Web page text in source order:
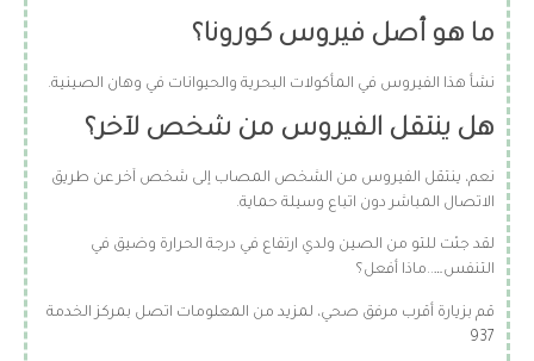
ما هو أصل فيروس كورونا؟
نشأ هذا الفيروس في المأكولات البحرية والحيوانات في وهان الصينية.
هل ينتقل الفيروس من شخص لآخر؟
نعم، ينتقل الفيروس من الشخص المصاب إلى شخص آخر عن طريق
الاتصال المباشر دون اتباع وسيلة حماية.
لقد جئت للتو من الصين ولدي ارتفاع في درجة الحرارة وضيق في
التنفس…..ماذا أفعل؟
قم بزيارة أقرب مرفق صحي، لمزيد من المعلومات اتصل بمركز الخدمة
937